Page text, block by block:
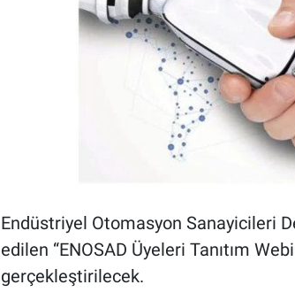
Endüstriyel Otomasyon Sanayicileri
edilen “ENOSAD Üyeleri Tanıtım
gerçekleştirilecek.